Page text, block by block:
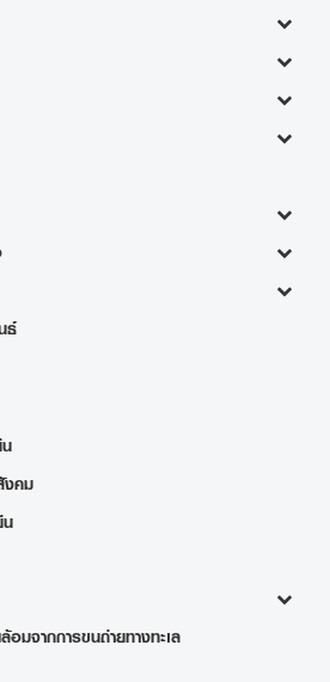
ธ์
งคม
มจากการขนถ่ายทางทะเล